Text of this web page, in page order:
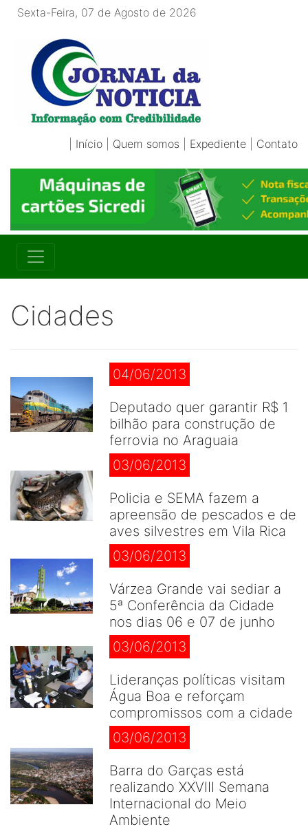
Sexta-Feira, 07 de Agosto de 2026
Início Quem somos Expediente Contato
Cidades
04/06/2013
Deputado quer garantir R$ 1
bilhão para construção de
ferrovia no Araguaia
03/06/2013
Policia e SEMA fazem a
apreensão de pescados e de
aves silvestres em Vila Rica
03/06/2013
Várzea Grande vai sediar a
5ª Conferência da Cidade
nos dias 06 e 07 de junho
03/06/2013
Lideranças políticas visitam
Água Boa e reforçam
compromissos com a cidade
03/06/2013
Barra do Garças está
realizando XXVIII Semana
Internacional do Meio
Ambiente